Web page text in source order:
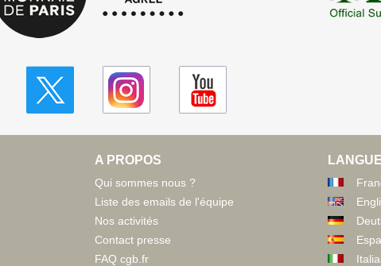
A PROPOS
Qui sommes nous ?
Liste des emails de l'équipe
Nos activités
Contact presse
FAQ cgb.fr